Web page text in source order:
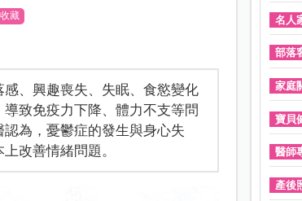
收藏
、興趣喪失、失眠、食慾變化
致免疫力下降、體力不支等問
為，憂鬱症的發生與身心失
改善情緒問題。
名人
部落
家庭
寶貝
醫師
產後